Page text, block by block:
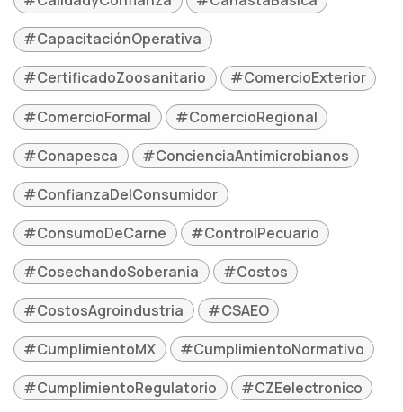
#CapacitaciónOperativa
#CertificadoZoosanitario
#ComercioExterior
#ComercioFormal
#ComercioRegional
#Conapesca
#ConcienciaAntimicrobianos
#ConfianzaDelConsumidor
#ConsumoDeCarne
#ControlPecuario
#CosechandoSoberania
#Costos
#CostosAgroindustria
#CSAEO
#CumplimientoMX
#CumplimientoNormativo
#CumplimientoRegulatorio
#CZEelectronico